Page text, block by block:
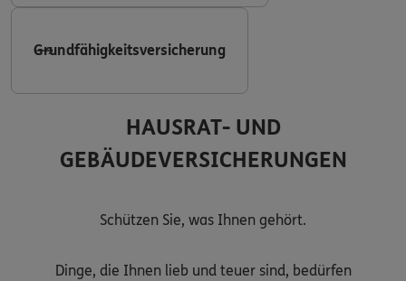
Grundfähigkeitsversicherung
HAUSRAT- UND
GEBÄUDEVERSICHERUNGEN
Schützen Sie, was Ihnen gehört.
Dinge, die Ihnen lieb und teuer sind, bedürfen